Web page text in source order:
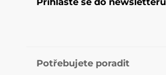
Potřebujete poradit